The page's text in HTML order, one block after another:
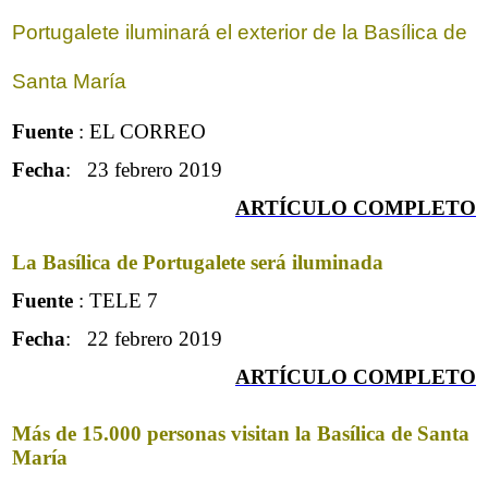
Portugalete iluminará el exterior de la Basílica de
Santa María
Fuente : EL CORREO
Fecha: 23 febrero 2019
ARTÍCULO COMPLETO
La Basílica de Portugalete será iluminada
Fuente : TELE 7
Fecha: 22 febrero 2019
ARTÍCULO COMPLETO
Más de 15.000 personas visitan la Basílica de Santa
María